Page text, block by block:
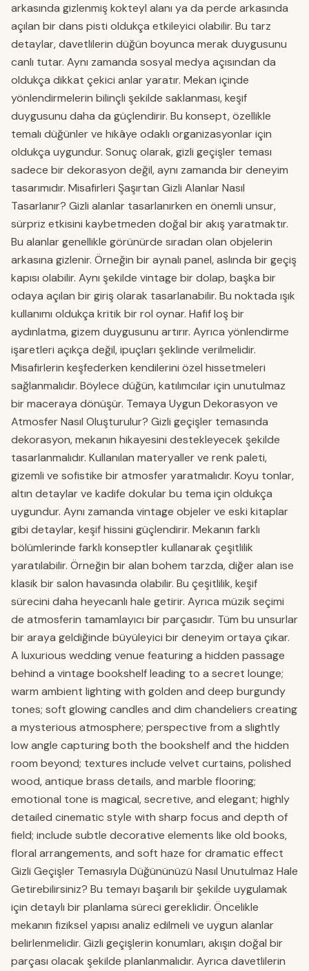
arkasında gizlenmiş kokteyl alanı ya da perde arkasında
açılan bir dans pisti oldukça etkileyici olabilir. Bu tarz
detaylar, davetlilerin düğün boyunca merak duygusunu
canlı tutar. Aynı zamanda sosyal medya açısından da
oldukça dikkat çekici anlar yaratır. Mekan içinde
yönlendirmelerin bilinçli şekilde saklanması, keşif
duygusunu daha da güçlendirir. Bu konsept, özellikle
temalı düğünler ve hikâye odaklı organizasyonlar için
oldukça uygundur. Sonuç olarak, gizli geçişler teması
sadece bir dekorasyon değil, aynı zamanda bir deneyim
tasarımıdır. Misafirleri Şaşırtan Gizli Alanlar Nasıl
Tasarlanır? Gizli alanlar tasarlanırken en önemli unsur,
sürpriz etkisini kaybetmeden doğal bir akış yaratmaktır.
Bu alanlar genellikle görünürde sıradan olan objelerin
arkasına gizlenir. Örneğin bir aynalı panel, aslında bir geçiş
kapısı olabilir. Aynı şekilde vintage bir dolap, başka bir
odaya açılan bir giriş olarak tasarlanabilir. Bu noktada ışık
kullanımı oldukça kritik bir rol oynar. Hafif loş bir
aydınlatma, gizem duygusunu artırır. Ayrıca yönlendirme
işaretleri açıkça değil, ipuçları şeklinde verilmelidir.
Misafirlerin keşfederken kendilerini özel hissetmeleri
sağlanmalıdır. Böylece düğün, katılımcılar için unutulmaz
bir maceraya dönüşür. Temaya Uygun Dekorasyon ve
Atmosfer Nasıl Oluşturulur? Gizli geçişler temasında
dekorasyon, mekanın hikayesini destekleyecek şekilde
tasarlanmalıdır. Kullanılan materyaller ve renk paleti,
gizemli ve sofistike bir atmosfer yaratmalıdır. Koyu tonlar,
altın detaylar ve kadife dokular bu tema için oldukça
uygundur. Aynı zamanda vintage objeler ve eski kitaplar
gibi detaylar, keşif hissini güçlendirir. Mekanın farklı
bölümlerinde farklı konseptler kullanarak çeşitlilik
yaratılabilir. Örneğin bir alan bohem tarzda, diğer alan ise
klasik bir salon havasında olabilir. Bu çeşitlilik, keşif
sürecini daha heyecanlı hale getirir. Ayrıca müzik seçimi
de atmosferin tamamlayıcı bir parçasıdır. Tüm bu unsurlar
bir araya geldiğinde büyüleyici bir deneyim ortaya çıkar.
A luxurious wedding venue featuring a hidden passage
behind a vintage bookshelf leading to a secret lounge;
warm ambient lighting with golden and deep burgundy
tones; soft glowing candles and dim chandeliers creating
a mysterious atmosphere; perspective from a slightly
low angle capturing both the bookshelf and the hidden
room beyond; textures include velvet curtains, polished
wood, antique brass details, and marble flooring;
emotional tone is magical, secretive, and elegant; highly
detailed cinematic style with sharp focus and depth of
field; include subtle decorative elements like old books,
floral arrangements, and soft haze for dramatic effect
Gizli Geçişler Temasıyla Düğününüzü Nasıl Unutulmaz Hale
Getirebilirsiniz? Bu temayı başarılı bir şekilde uygulamak
için detaylı bir planlama süreci gereklidir. Öncelikle
mekanın fiziksel yapısı analiz edilmeli ve uygun alanlar
belirlenmelidir. Gizli geçişlerin konumları, akışın doğal bir
parçası olacak şekilde planlanmalıdır. Ayrıca davetlilerin